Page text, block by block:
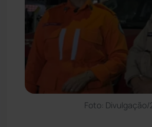
Foto: Divulgação/